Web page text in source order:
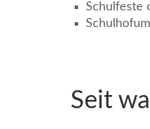
Schulfeste
Seit